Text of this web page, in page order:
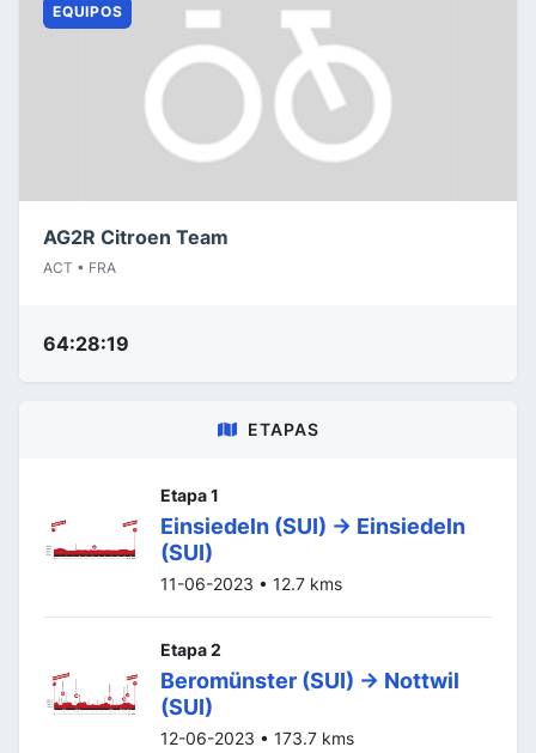
EQUIPOS
AG2R Citroen Team
ACT • FRA
64:28:19
ETAPAS
Etapa 1
Einsiedeln (SUI) -> Einsiedeln
(SUI)
11-06-2023 • 12.7 kms
Etapa 2
Beromünster (SUI) -> Nottwil
(SUI)
12-06-2023 • 173.7 kms